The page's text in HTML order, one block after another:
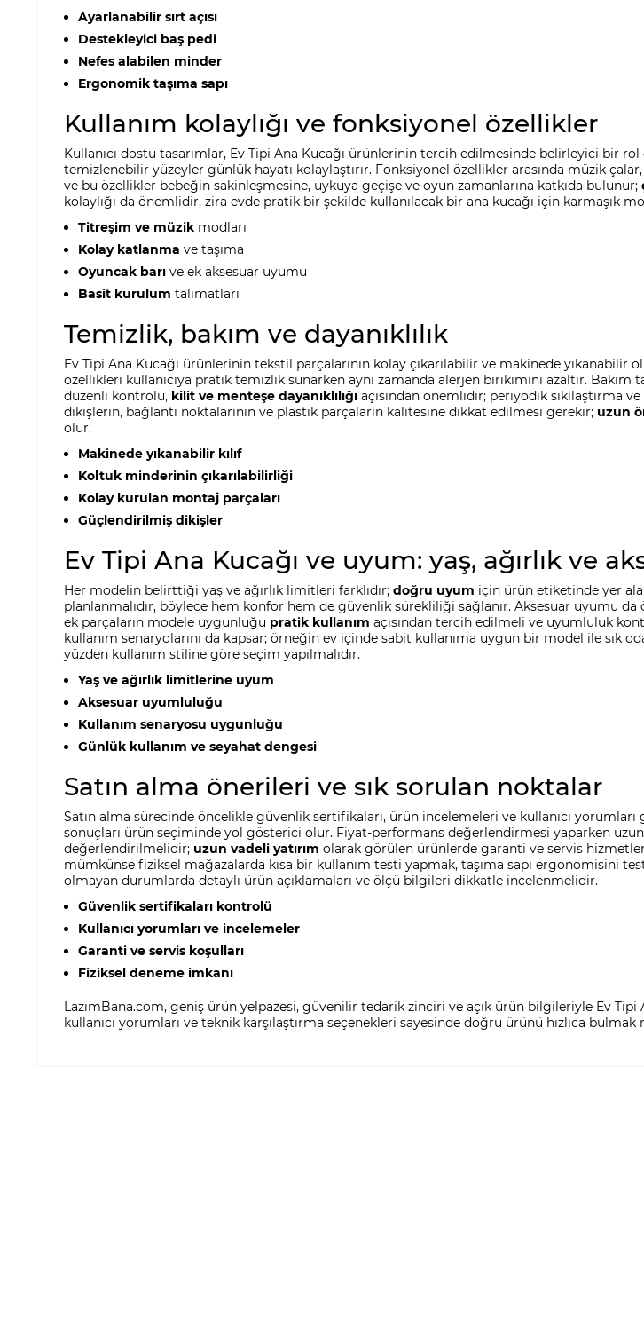
Ayarlanabilir sırt açısı
Destekleyici baş pedi
Nefes alabilen minder
Ergonomik taşıma sapı
Kullanım kolaylığı ve fonksiyonel özellikler
Kullanıcı dostu tasarımlar, Ev Tipi Ana Kucağı ürünlerinin tercih edilmesinde belirleyici bir rol
temizlenebilir yüzeyler günlük hayatı kolaylaştırır. Fonksiyonel özellikler arasında müzik
ve bu özellikler bebeğin sakinleşmesine, uykuya geçişe ve oyun zamanlarına katkıda bulunur;
kolaylığı da önemlidir, zira evde pratik bir şekilde kullanılacak bir ana kucağı için
Titreşim ve müzik modları
Kolay katlanma ve taşıma
Oyuncak barı ve ek aksesuar uyumu
Basit kurulum talimatları
Temizlik, bakım ve dayanıklılık
Ev Tipi Ana Kucağı ürünlerinin tekstil parçalarının kolay çıkarılabilir ve makinede yıkanabilir
özellikleri kullanıcıya pratik temizlik sunarken aynı zamanda alerjen birikimini azaltır.
düzenli kontrolü, kilit ve menteşe dayanıklılığı açısından önemlidir; periyodik sıkılaştırma
dikişlerin, bağlantı noktalarının ve plastik parçaların kalitesine dikkat edilmesi gerekir; uzun
olur.
Makinede yıkanabilir kılıf
Koltuk minderinin çıkarılabilirliği
Kolay kurulan montaj parçaları
Güçlendirilmiş dikişler
Ev Tipi Ana Kucağı ve uyum: yaş, ağırlık ve
Her modelin belirttiği yaş ve ağırlık limitleri farklıdır; doğru uyum için ürün etiketinde yer
planlanmalıdır, böylece hem konfor hem de güvenlik sürekliliği sağlanır. Aksesuar uyumu
ek parçaların modele uygunluğu pratik kullanım açısından tercih edilmeli ve uyumluluk
kullanım senaryolarını da kapsar; örneğin ev içinde sabit kullanıma uygun bir model ile sık
yüzden kullanım stiline göre seçim yapılmalıdır.
Yaş ve ağırlık limitlerine uyum
Aksesuar uyumluluğu
Kullanım senaryosu uygunluğu
Günlük kullanım ve seyahat dengesi
Satın alma önerileri ve sık sorulan noktalar
Satın alma sürecinde öncelikle güvenlik sertifikaları, ürün incelemeleri ve kullanıcı
sonuçları ürün seçiminde yol gösterici olur. Fiyat-performans değerlendirmesi yaparken
değerlendirilmelidir; uzun vadeli yatırım olarak görülen ürünlerde garanti ve servis
mümkünse fiziksel mağazalarda kısa bir kullanım testi yapmak, taşıma sapı ergonomisini
olmayan durumlarda detaylı ürün açıklamaları ve ölçü bilgileri dikkatle incelenmelidir.
Güvenlik sertifikaları kontrolü
Kullanıcı yorumları ve incelemeler
Garanti ve servis koşulları
Fiziksel deneme imkanı
LazımBana.com, geniş ürün yelpazesi, güvenilir tedarik zinciri ve açık ürün bilgileriyle Ev
kullanıcı yorumları ve teknik karşılaştırma seçenekleri sayesinde doğru ürünü hızlıca